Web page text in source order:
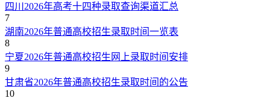
四川2026年高考十四种录取查询渠道汇总
7
湖南2026年普通高校招生录取时间一览表
8
宁夏2026年普通高校招生网上录取时间安排
9
甘肃省2026年普通高校招生录取时间的公告
10